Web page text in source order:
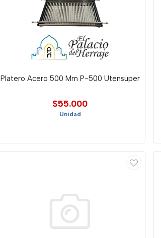
Platero Acero 500 Mm P-500 Utensuper
$55.000
Unidad